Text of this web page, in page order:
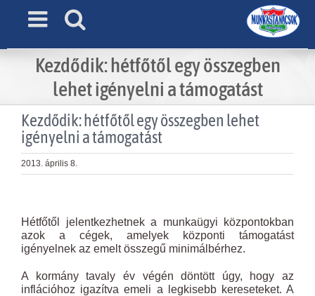
Kezdődik: hétfőtől egy összegben
lehet igényelni a támogatást
Kezdődik: hétfőtől egy összegben lehet
igényelni a támogatást
2013. április 8.
Image
Hétfőtől jelentkezhetnek a munkaügyi központokban
azok a cégek, amelyek központi támogatást
igényelnek az emelt összegű minimálbérhez.
A kormány tavaly év végén döntött úgy, hogy az
inflációhoz igazítva emeli a legkisebb kereseteket. A